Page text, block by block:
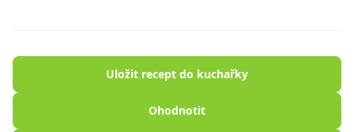
Uložit recept do kuchařky
Ohodnotit